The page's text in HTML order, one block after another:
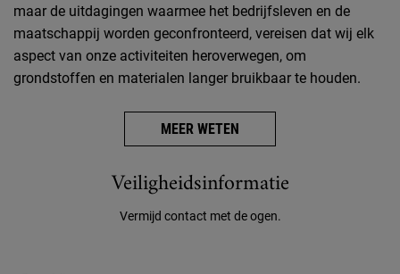
maar de uitdagingen waarmee het bedrijfsleven en de
maatschappij worden geconfronteerd, vereisen dat wij elk
aspect van onze activiteiten heroverwegen, om
grondstoffen en materialen langer bruikbaar te houden.
MEER WETEN
Veiligheidsinformatie
Vermijd contact met de ogen.